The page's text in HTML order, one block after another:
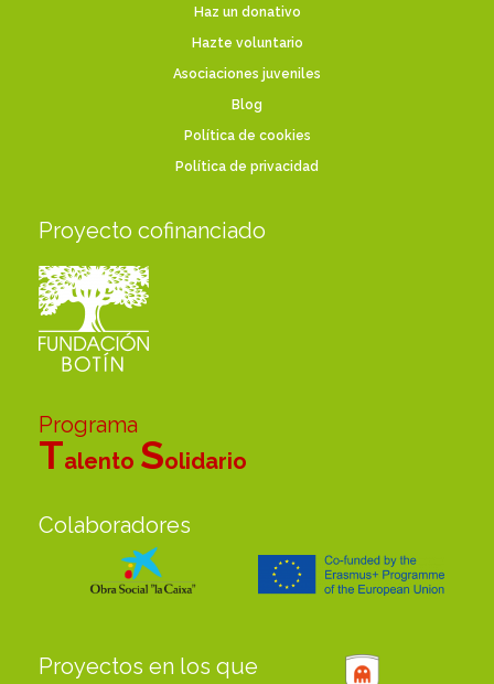
Haz un donativo
Hazte voluntario
Asociaciones juveniles
Blog
Política de cookies
Política de privacidad
Proyecto cofinanciado
Programa
Talento Solidario
Colaboradores
Proyectos en los que